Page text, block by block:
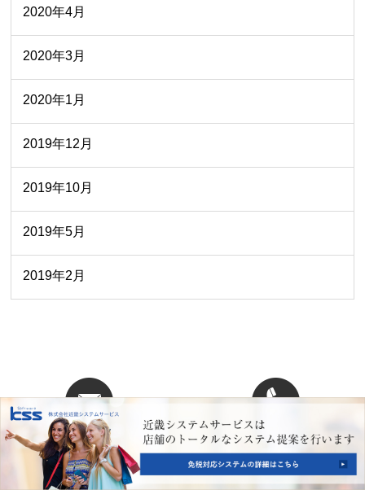
2020年4月
2020年3月
2020年1月
2019年12月
2019年10月
2019年5月
2019年2月
WEBからのお問い合わせ
資料請求・お問い合わせ
お電話でのお問い合わせ
06-6447-1013